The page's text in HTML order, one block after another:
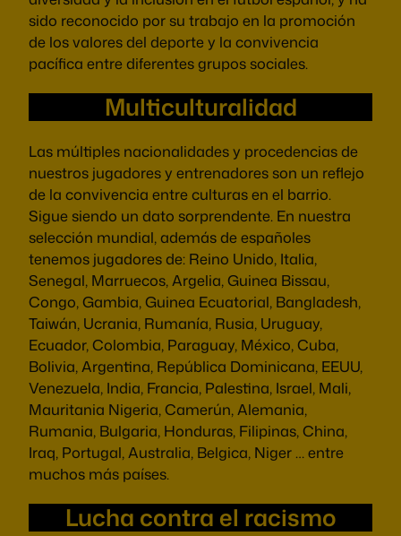
sido reconocido por su trabajo en la promoción
de los valores del deporte y la convivencia
pacífica entre diferentes grupos sociales.
Multiculturalidad
Las múltiples nacionalidades y procedencias de
nuestros jugadores y entrenadores son un reflejo
de la convivencia entre culturas en el barrio.
Sigue siendo un dato sorprendente. En nuestra
selección mundial, además de españoles
tenemos jugadores de: Reino Unido, Italia,
Senegal, Marruecos, Argelia, Guinea Bissau,
Congo, Gambia, Guinea Ecuatorial, Bangladesh,
Taiwán, Ucrania, Rumanía, Rusia, Uruguay,
Ecuador, Colombia, Paraguay, México, Cuba,
Bolivia, Argentina, República Dominicana, EEUU,
Venezuela, India, Francia, Palestina, Israel, Mali,
Mauritania Nigeria, Camerún, Alemania,
Rumania, Bulgaria, Honduras, Filipinas, China,
Iraq, Portugal, Australia, Belgica, Niger … entre
muchos más países.
Lucha contra el racismo